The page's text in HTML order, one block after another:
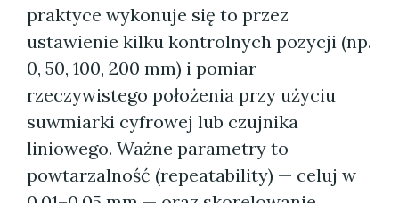
praktyce wykonuje się to przez
ustawienie kilku kontrolnych pozycji (np.
0, 50, 100, 200 mm) i pomiar
rzeczywistego położenia przy użyciu
suwmiarki cyfrowej lub czujnika
liniowego. Ważne parametry to
powtarzalność (repeatability) — celuj w